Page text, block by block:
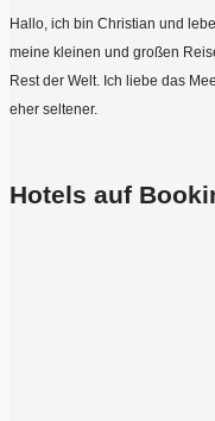
Hallo, ich bin Christian und
meine kleinen und großen
Rest der Welt. Ich liebe das
eher seltener.
Hotels auf